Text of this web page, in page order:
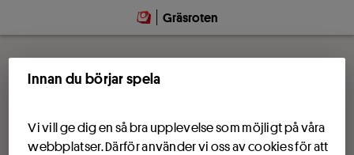
Gräsroten
Innan du börjar spela
Vi vill ge dig en så bra upplevelse som möjligt på våra
webbplatser. Därför använder vi oss av cookies för att